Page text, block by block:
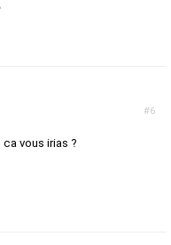
#6
vous irias ?